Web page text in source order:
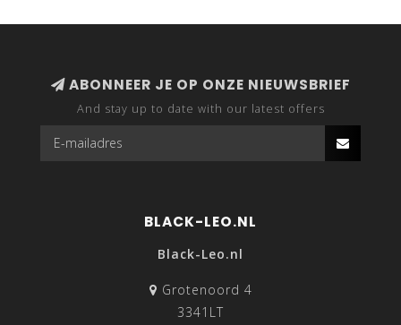
ABONNEER JE OP ONZE NIEUWSBRIEF
And stay up to date with our latest offers
BLACK-LEO.NL
Black-Leo.nl
Grotenoord 4
3341LT